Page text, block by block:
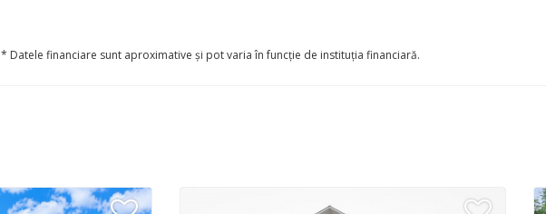
* Datele financiare sunt aproximative și pot varia în funcție de instituția financiară.